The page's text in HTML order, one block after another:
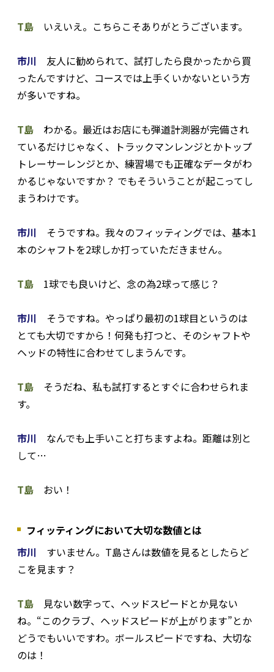
T島 いえいえ。こちらこそありがとうございます。
市川 友人に勧められて、試打したら良かったから買
ったんですけど、コースでは上手くいかないという方
が多いですね。
T島 わかる。最近はお店にも弾道計測器が完備され
ているだけじゃなく、トラックマンレンジとかトップ
トレーサーレンジとか、練習場でも正確なデータがわ
かるじゃないですか？ でもそういうことが起こってし
まうわけです。
市川 そうですね。我々のフィッティングでは、基本1
本のシャフトを2球しか打っていただきません。
T島 1球でも良いけど、念の為2球って感じ？
市川 そうですね。やっぱり最初の1球目というのは
とても大切ですから！何発も打つと、そのシャフトや
ヘッドの特性に合わせてしまうんです。
T島 そうだね、私も試打するとすぐに合わせられま
す。
市川 なんでも上手いこと打ちますよね。距離は別と
して…
T島 おい！
フィッティングにおいて大切な数値とは
市川 すいません。T島さんは数値を見るとしたらど
こを見ます？
T島 見ない数字って、ヘッドスピードとか見ない
ね。“このクラブ、ヘッドスピードが上がります”とか
どうでもいいですわ。ボールスピードですね、大切な
のは！